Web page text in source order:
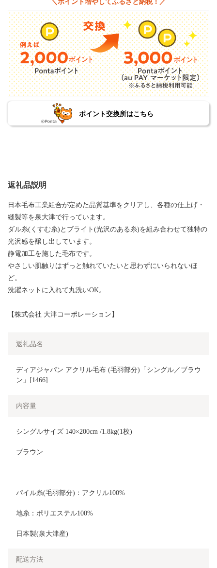
ポイント交換所はこちら
返礼品説明
日本毛布工業組合が定めた品質基準をクリアし、各種の仕上げ・
縫製等を泉大津で行っています。
ダル糸(くすむ糸)とブライト(光沢のある糸)を組み合わせて独特の
光沢感を醸し出しています。
静電加工を施した毛布です。
やさしい肌触りはずっと触れていたいと思わずにいられないほ
ど。
洗濯ネットに入れて丸洗いOK。
【株式会社 大津コーポレーション】
返礼品名
ディアジャパン アクリル毛布 (毛羽部分)「シングル／ブラウ
ン」[1466]
内容量
シングルサイズ 140×200cm /1.8kg(1枚)
ブラウン
パイル糸(毛羽部分)：アクリル100%
地糸：ポリエステル100%
日本製(泉大津産)
配送方法